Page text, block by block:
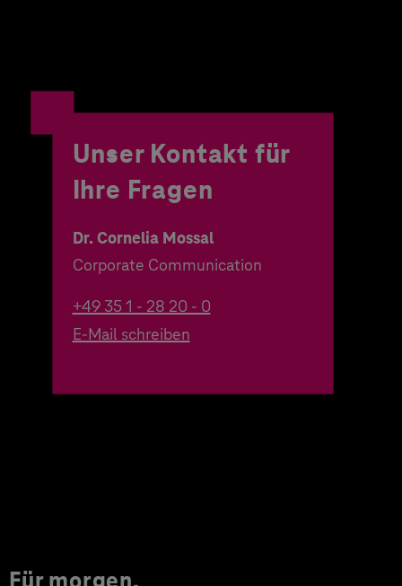
Unser Kontakt für
Ihre Fragen
Dr. Cornelia Mossal
Corporate Communication
+49 35 1 - 28 20 - 0
E-Mail schreiben